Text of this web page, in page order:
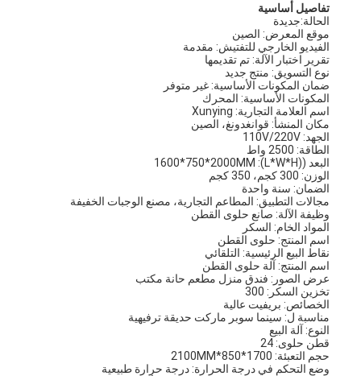
تفاصيل أساسية
الحالة:جديدة
موقع المعرض: الصين
الفيديو الخارجي للتفتيش: مقدمة
تقرير اختبار الآلة: تم تقديمها
نوع التسويق: منتج جديد
ضمان المكونات الأساسية: غير متوفر
المكونات الأساسية: المحرك
اسم العلامة التجارية: Xunying
مكان المنشأ: قوانغدونغ، الصين
الجهد: 110V/220V
الطاقة: 2500 واط
البعد ((L*W*H): 1600*750*2000MM
الوزن: 300 كجم، 350 كجم
الضمان: سنة واحدة
مجالات التطبيق: المطاعم التجارية، مصنع الوجبات الخفيفة
وظيفة الآلة: صانع حلوى القطن
المواد الخام: السكر
اسم المنتج: حلوى القطن
نقاط البيع الرئيسية: التلقائي
اسم المنتج: آلة حلوى القطن
عرض الصور: فندق منزل مطعم حانة مكتب
تخزين السكر: 300
الخصائص: بريفيت عالية
مناسبة ل: سينما سوبر ماركت حديقة ترفيهية
النوع: آلة البيع
قطن حلوى: 24
حجم التعبئة: 1700*850*2100MM
وضع التحكم في درجة الحرارة: درجة حرارة طبيعية